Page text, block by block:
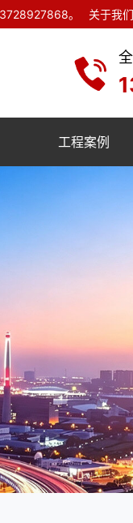
关于我们
。
工程案例